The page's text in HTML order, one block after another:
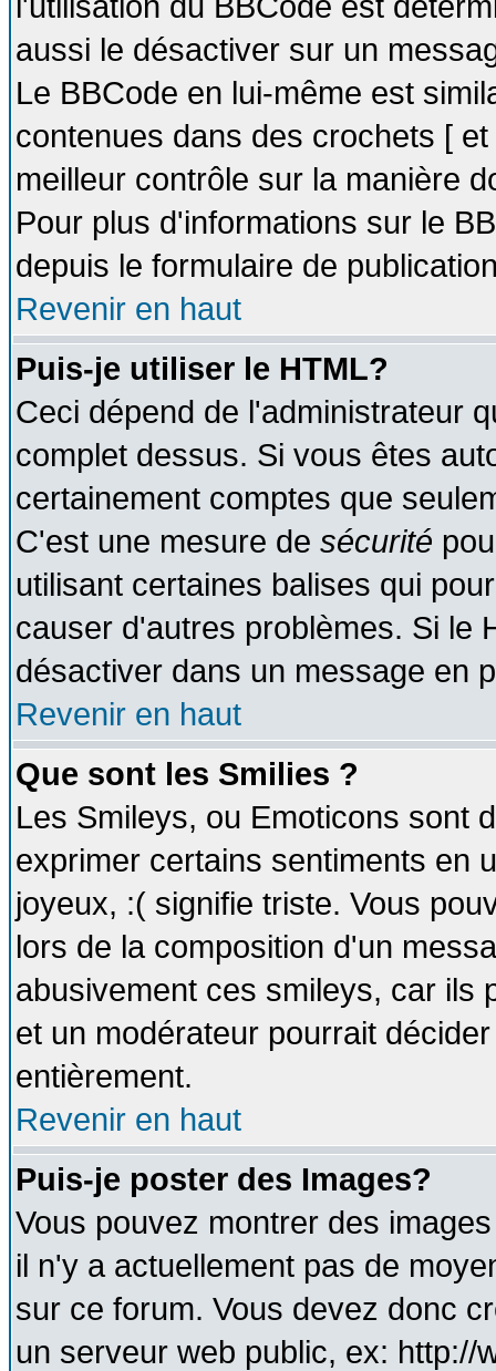
aussi le désactiver sur un
Le BBCode en lui-même est
contenues dans des crochets [
meilleur contrôle sur la manière
Pour plus d'informations sur le
depuis le formulaire de
Revenir en haut
Puis-je utiliser le HTML?
Ceci dépend de l'administrateur
complet dessus. Si vous êtes
certainement comptes que
C'est une mesure de sécurité
utilisant certaines balises qui
causer d'autres problèmes. Si le
désactiver dans un message en
Revenir en haut
Que sont les Smilies ?
Les Smileys, ou Emoticons sont
exprimer certains sentiments en
joyeux, :( signifie triste. Vous
lors de la composition d'un
abusivement ces smileys, car ils
et un modérateur pourrait
entièrement.
Revenir en haut
Puis-je poster des Images?
Vous pouvez montrer des
il n'y a actuellement pas de
sur ce forum. Vous devez donc
un serveur web public, ex: http://